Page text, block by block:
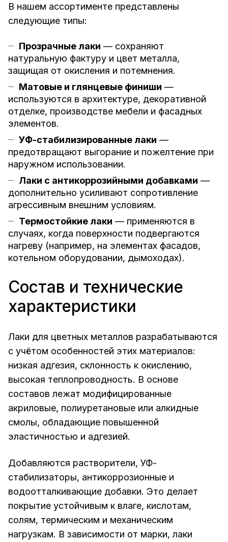
В нашем ассортименте представлены
следующие типы:
Прозрачные лаки — сохраняют
натуральную фактуру и цвет металла,
защищая от окисления и потемнения.
Матовые и глянцевые финиши —
используются в архитектуре, декоративной
отделке, производстве мебели и фасадных
элементов.
УФ-стабилизированные лаки —
предотвращают выгорание и пожелтение при
наружном использовании.
Лаки с антикоррозийными добавками —
дополнительно усиливают сопротивление
агрессивным внешним условиям.
Термостойкие лаки — применяются в
случаях, когда поверхности подвергаются
нагреву (например, на элементах фасадов,
котельном оборудовании, дымоходах).
Состав и технические
характеристики
Лаки для цветных металлов разрабатываются
с учётом особенностей этих материалов:
низкая адгезия, склонность к окислению,
высокая теплопроводность. В основе
составов лежат модифицированные
акриловые, полиуретановые или алкидные
смолы, обладающие повышенной
эластичностью и адгезией.
Добавляются растворители, УФ-
стабилизаторы, антикоррозионные и
водоотталкивающие добавки. Это делает
покрытие устойчивым к влаге, кислотам,
солям, термическим и механическим
нагрузкам. В зависимости от марки, лаки